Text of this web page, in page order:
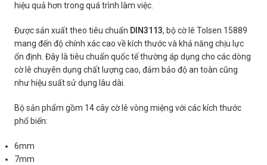
hiệu quả hơn trong quá trình làm việc.
Được sản xuất theo tiêu chuẩn DIN3113, bộ cờ lê Tolsen 15889
mang đến độ chính xác cao về kích thước và khả năng chịu lực
ổn định. Đây là tiêu chuẩn quốc tế thường áp dụng cho các dòng
cờ lê chuyên dụng chất lượng cao, đảm bảo độ an toàn cũng
như hiệu suất sử dụng lâu dài.
Bộ sản phẩm gồm 14 cây cờ lê vòng miệng với các kích thước
phổ biến:
6mm
7mm